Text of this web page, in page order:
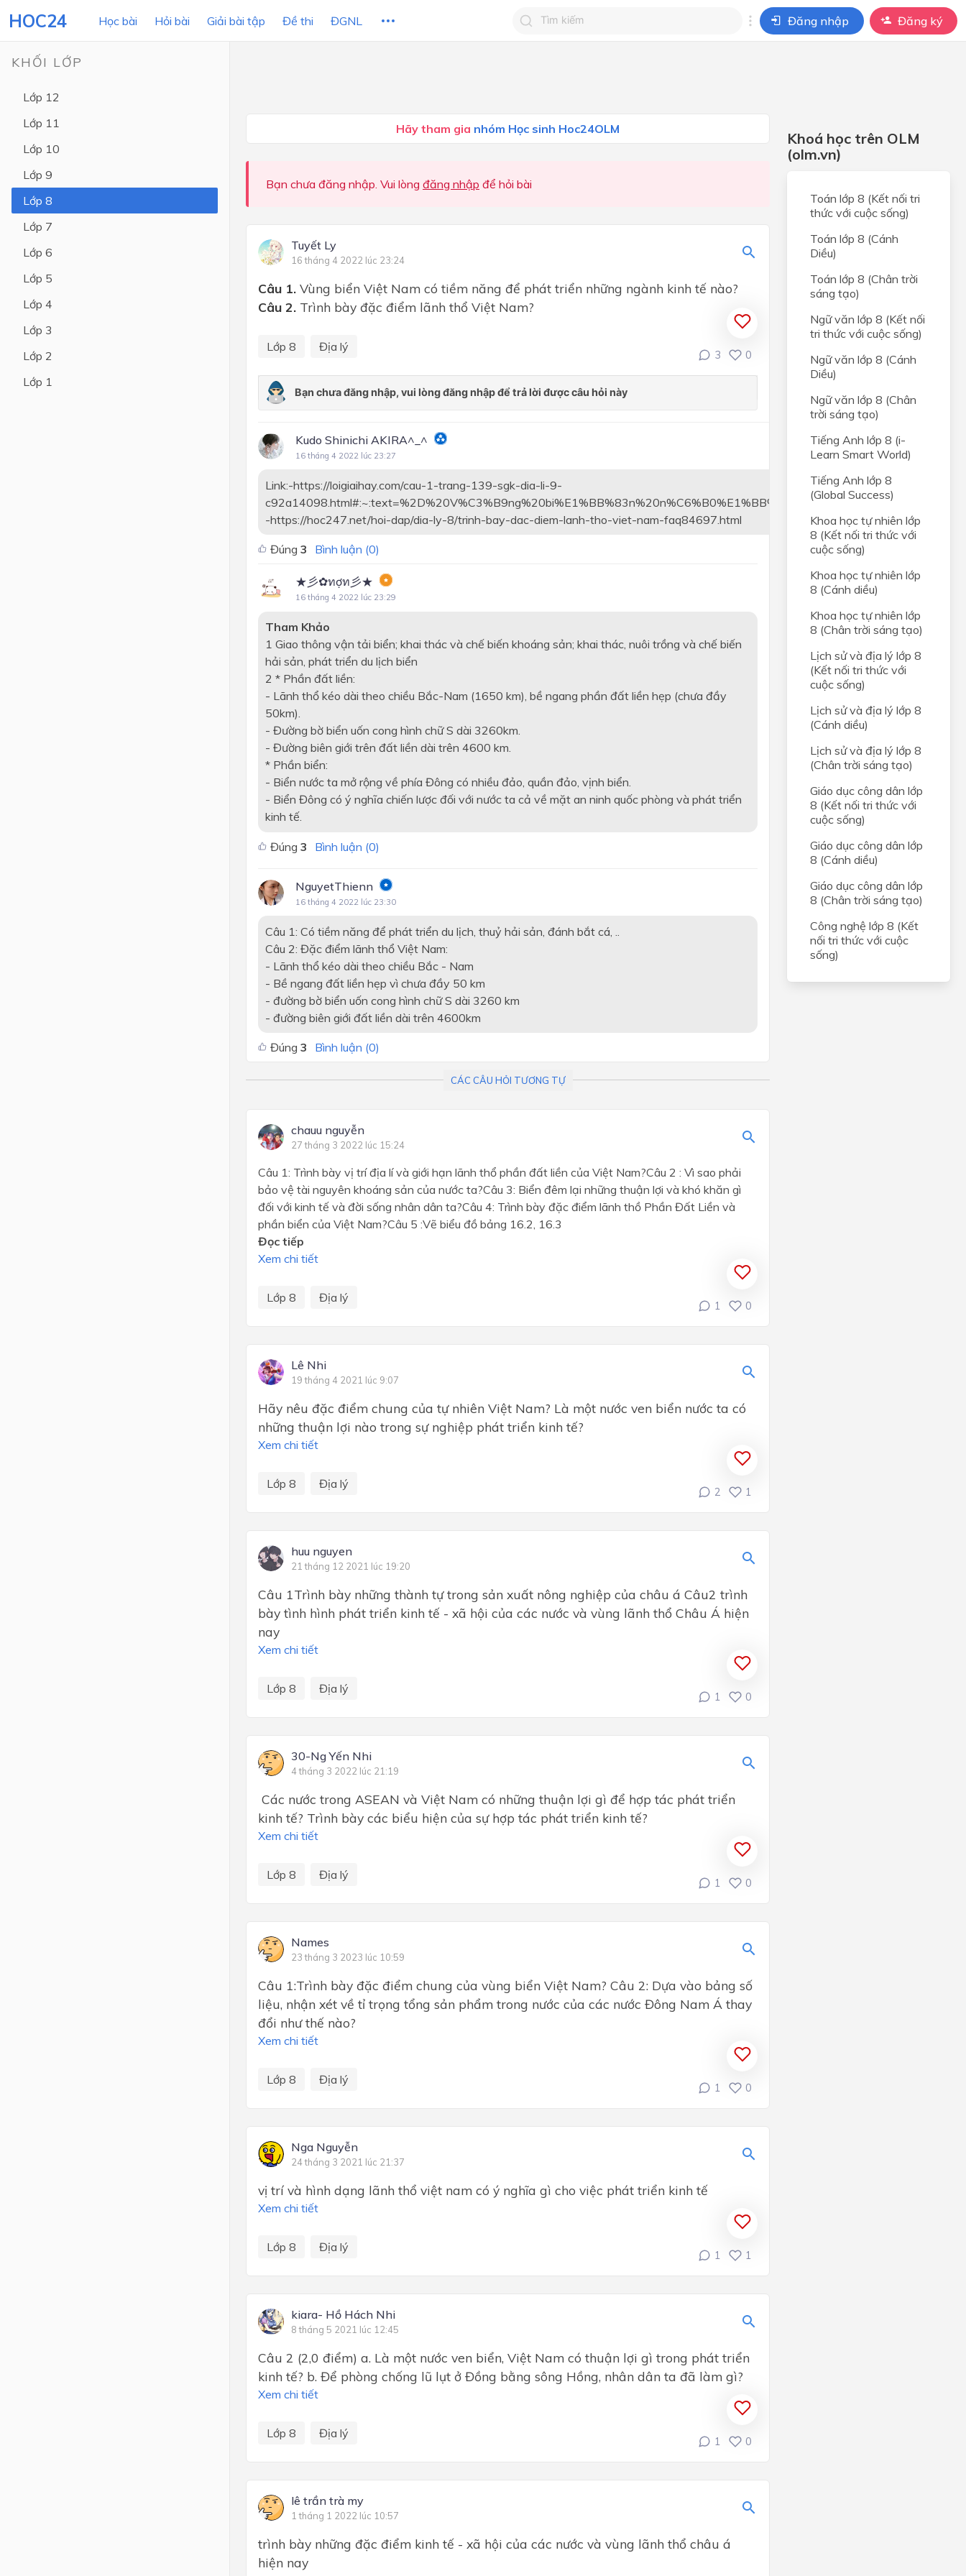
HOC24 Học bài Hỏi bài Giải bài tập Đề thi ĐGNL Đăng nhập Đăng ký
Lớp 10
Lớp 9
KHỐI LỚP
Lớp 12
Lớp 11
Lớp 10
Lớp 9
Lớp 8
Lớp 7
Lớp 6
Lớp 5
Lớp 4
Lớp 3
Lớp 2
Lớp 1
Hãy tham gia nhóm Học sinh Hoc24OLM
Bạn chưa đăng nhập. Vui lòng đăng nhập để hỏi bài
Tuyết Ly
16 tháng 4 2022 lúc 23:24
Câu 1. Vùng biển Việt Nam có tiềm năng để phát triển những ngành kinh tế nào?
Câu 2. Trình bày đặc điểm lãnh thổ Việt Nam?
Lớp 8 Địa lý
3 0
Kudo Shinichi AKIRA^_^
16 tháng 4 2022 lúc 23:27
Link:-https://loigiaihay.com/cau-1-trang-139-sgk-dia-li-9-
-https://hoc247.net/hoi-dap/dia-ly-8/trinh-bay-dac-diem-lanh-tho-viet-nam-faq84697.html
Đúng 3 Bình luận (0)
★彡✿ทợท彡★
16 tháng 4 2022 lúc 23:29
Tham Khảo
1 Giao thông vận tải biển; khai thác và chế biến khoáng sản; khai thác, nuôi trồng và chế biến
hải sản, phát triển du lịch biển
2 * Phần đất liền:
- Lãnh thổ kéo dài theo chiều Bắc-Nam (1650 km), bề ngang phần đất liền hẹp (chưa đầy
50km).
- Đường bờ biển uốn cong hình chữ S dài 3260km.
- Đường biên giới trên đất liền dài trên 4600 km.
* Phần biển:
- Biển nước ta mở rộng về phía Đông có nhiều đảo, quần đảo, vịnh biển.
- Biển Đông có ý nghĩa chiến lược đối với nước ta cả về mặt an ninh quốc phòng và phát triển
kinh tế.
Đúng 3 Bình luận (0)
NguyetThienn
16 tháng 4 2022 lúc 23:30
Câu 1: Có tiềm năng để phát triển du lịch, thuỷ hải sản, đánh bắt cá, ..
Câu 2: Đặc điểm lãnh thổ Việt Nam:
- Lãnh thổ kéo dài theo chiều Bắc - Nam
- Bề ngang đất liền hẹp vì chưa đầy 50 km
- đường bờ biển uốn cong hình chữ S dài 3260 km
- đường biên giới đất liền dài trên 4600km
Đúng 3 Bình luận (0)
CÁC CÂU HỎI TƯƠNG TỰ
chauu nguyễn
27 tháng 3 2022 lúc 15:24
Câu 1: Trình bày vị trí địa lí và giới hạn lãnh thổ phần đất liền của Việt Nam?Câu 2 : Vì sao phải
bảo vệ tài nguyên khoáng sản của nước ta?Câu 3: Biển đêm lại những thuận lợi và khó khăn gì
đối với kinh tế và đời sống nhân dân ta?Câu 4: Trình bày đặc điểm lãnh thồ Phần Đất Liền và
phần biển của Việt Nam?Câu 5 :Vẽ biểu đồ bảng 16.2, 16.3
Đọc tiếp
Xem chi tiết
Lớp 8 Địa lý
1 0
Lê Nhi
19 tháng 4 2021 lúc 9:07
Hãy nêu đặc điểm chung của tự nhiên Việt Nam? Là một nước ven biển nước ta có
những thuận lợi nào trong sự nghiệp phát triển kinh tế?
Xem chi tiết
Lớp 8 Địa lý
2 1
huu nguyen
21 tháng 12 2021 lúc 19:20
Câu 1Trình bày những thành tự trong sản xuất nông nghiệp của châu á Câu2 trình
bày tình hình phát triển kinh tế - xã hội của các nước và vùng lãnh thổ Châu Á hiện
nay
Xem chi tiết
Lớp 8 Địa lý
1 0
30-Ng Yến Nhi
4 tháng 3 2022 lúc 21:19
Các nước trong ASEAN và Việt Nam có những thuận lợi gì để hợp tác phát triển
kinh tế? Trình bày các biểu hiện của sự hợp tác phát triển kinh tế?
Xem chi tiết
Lớp 8 Địa lý
1 0
Names
23 tháng 3 2023 lúc 10:59
Câu 1:Trình bày đặc điểm chung của vùng biển Việt Nam? Câu 2: Dựa vào bảng số
liệu, nhận xét về tỉ trọng tổng sản phẩm trong nước của các nước Đông Nam Á thay
đổi như thế nào?
Xem chi tiết
Lớp 8 Địa lý
1 0
Nga Nguyễn
24 tháng 3 2021 lúc 21:37
vị trí và hình dạng lãnh thổ việt nam có ý nghĩa gì cho việc phát triển kinh tế
Xem chi tiết
Lớp 8 Địa lý
1 1
kiara- Hồ Hách Nhi
8 tháng 5 2021 lúc 12:45
Câu 2 (2,0 điểm) a. Là một nước ven biển, Việt Nam có thuận lợi gì trong phát triển
kinh tế? b. Để phòng chống lũ lụt ở Đồng bằng sông Hồng, nhân dân ta đã làm gì?
Xem chi tiết
Lớp 8 Địa lý
1 0
lê trần trà my
1 tháng 1 2022 lúc 10:57
trình bày những đặc điểm kinh tế - xã hội của các nước và vùng lãnh thổ châu á
hiện nay
Khoá học trên OLM
(olm.vn)
Toán lớp 8 (Kết nối tri
thức với cuộc sống)
Toán lớp 8 (Cánh
Diều)
Toán lớp 8 (Chân trời
sáng tạo)
Ngữ văn lớp 8 (Kết nối
tri thức với cuộc sống)
Ngữ văn lớp 8 (Cánh
Diều)
Ngữ văn lớp 8 (Chân
trời sáng tạo)
Tiếng Anh lớp 8 (i-
Learn Smart World)
Tiếng Anh lớp 8
(Global Success)
Khoa học tự nhiên lớp
8 (Kết nối tri thức với
cuộc sống)
Khoa học tự nhiên lớp
8 (Cánh diều)
Khoa học tự nhiên lớp
8 (Chân trời sáng tạo)
Lịch sử và địa lý lớp 8
(Kết nối tri thức với
cuộc sống)
Lịch sử và địa lý lớp 8
(Cánh diều)
Lịch sử và địa lý lớp 8
(Chân trời sáng tạo)
Giáo dục công dân lớp
8 (Kết nối tri thức với
cuộc sống)
Giáo dục công dân lớp
8 (Cánh diều)
Giáo dục công dân lớp
8 (Chân trời sáng tạo)
Công nghệ lớp 8 (Kết
nối tri thức với cuộc
sống)